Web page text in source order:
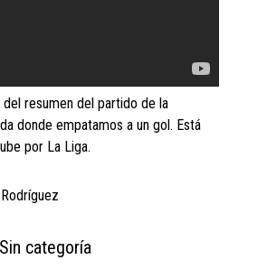
resumen del partido de la
donde empatamos a un gol. Está
por La Liga.
categoría